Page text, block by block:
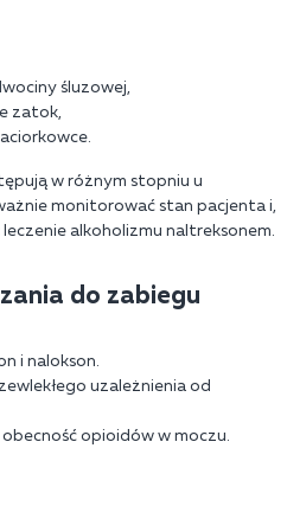
śluzowej,
zatok,
w różnym stopniu u
monitorować stan pacjenta i,
alkoholizmu naltreksonem.
do zabiegu
i nalokson.
uzależnienia od
opioidów w moczu.